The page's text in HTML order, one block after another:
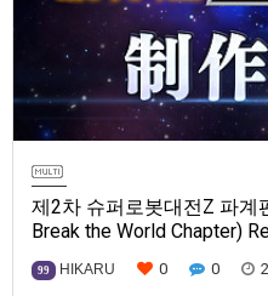
제2차 슈퍼로봇대전Z 파계
Break the World Chapter)
99 HIKARU 0 0